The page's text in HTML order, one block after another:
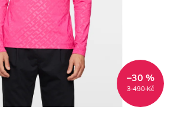
3 490 Kč
–30 %